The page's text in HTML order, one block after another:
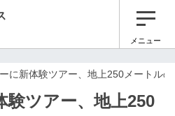
メニュー
に新体験ツアー、地上250メートル
験ツアー、地上250